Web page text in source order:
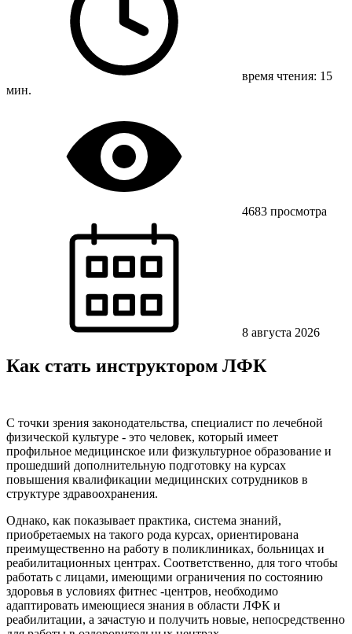
время чтения: 15
мин.
4683 просмотра
8 августа 2026
Как стать инструктором ЛФК
С точки зрения законодательства, специалист по лечебной
физической культуре - это человек, который имеет
профильное медицинское или физкультурное образование и
прошедший дополнительную подготовку на курсах
повышения квалификации медицинских сотрудников в
структуре здравоохранения.
Однако, как показывает практика, система знаний,
приобретаемых на такого рода курсах, ориентирована
преимущественно на работу в поликлиниках, больницах и
реабилитационных центрах. Соответственно, для того чтобы
работать с лицами, имеющими ограничения по состоянию
здоровья в условиях фитнес -центров, необходимо
адаптировать имеющиеся знания в области ЛФК и
реабилитации, а зачастую и получить новые, непосредственно